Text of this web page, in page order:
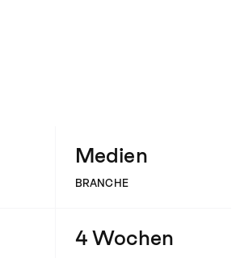
Medien
BRANCHE
4 Wochen